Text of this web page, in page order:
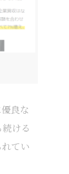
良な
ける
てい